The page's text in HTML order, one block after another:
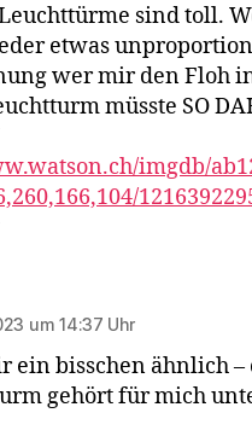
sind toll.
etwas
wer mir den Floh
müsste SO
imgdb/
um 14:37 Uhr
ein bisschen ähnlich –
gehört für mich